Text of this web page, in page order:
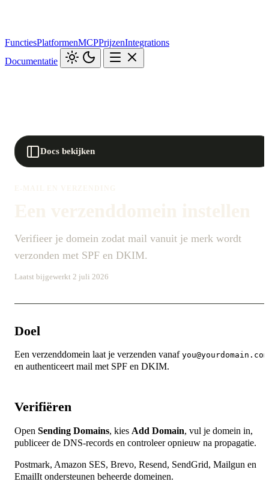
FunctiesPlatformenMCPPrijzenIntegrations
Documentatie
Docs bekijken
Verifieer je domein zodat mail vanuit je merk wordt
verzonden met SPF en DKIM.
Laatst bijgewerkt 2 juli 2026
Doel
Een verzenddomein laat je verzenden vanaf you@yourdomain.com
en authenticeert mail met SPF en DKIM.
Verifiëren
Open Sending Domains, kies Add Domain, vul je domein in,
publiceer de DNS-records en controleer opnieuw na propagatie.
Postmark, Amazon SES, Brevo, Resend, SendGrid, Mailgun en
EmailIt ondersteunen beheerde domeinen.